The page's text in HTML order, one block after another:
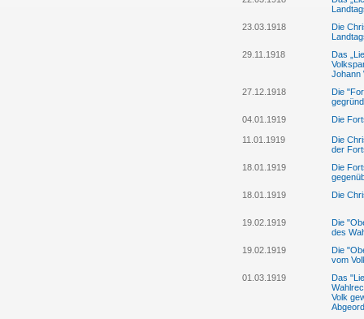
23.03.1918
Die
29.11.1918
Das
Johann
27.12.1918
Die
04.01.1919
Die
11.01.1919
Die
der
18.01.1919
Die
18.01.1919
Die
19.02.1919
Die
des
19.02.1919
Die
vom
01.03.1919
Das
Volk